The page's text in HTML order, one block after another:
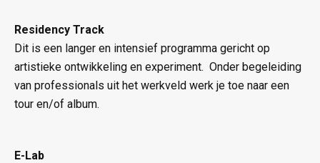
Residency Track
Dit is een langer en intensief programma gericht op
artistieke ontwikkeling en experiment. Onder begeleiding
van professionals uit het werkveld werk je toe naar een
tour en/of album.
E-Lab